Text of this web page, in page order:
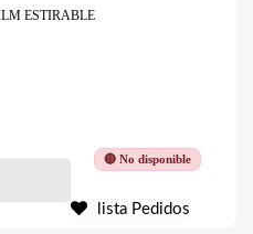
ESTIRABLE
🔴 No disponible
lista Pedidos